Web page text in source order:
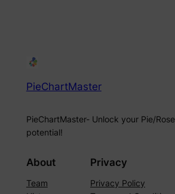
PieChartMaster
PieChartMaster- Unlock your Pie/
potential!
About
Team
Privacy
Privacy Policy